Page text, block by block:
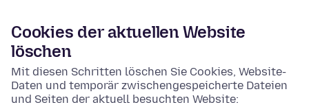
Cookies der aktuellen Website
löschen
Mit diesen Schritten löschen Sie Cookies, Website-
Daten und temporär zwischengespeicherte Dateien
und Seiten der aktuell besuchten Website: